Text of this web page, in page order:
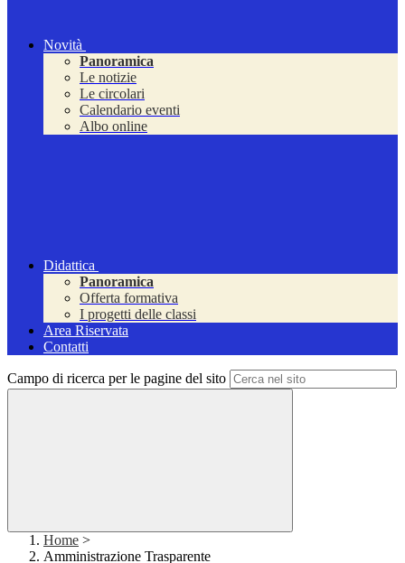
Novità
Panoramica
Le notizie
Le circolari
Calendario eventi
Albo online
Didattica
Panoramica
Offerta formativa
I progetti delle classi
Area Riservata
Contatti
Campo di ricerca per le pagine del sito
Home >
Amministrazione Trasparente